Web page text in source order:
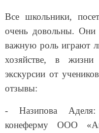
Все школьники,
очень довольны. Они
важную роль играют
хозяйстве, в
экскурсии от
отзывы:
- Назипова
конеферму ООО